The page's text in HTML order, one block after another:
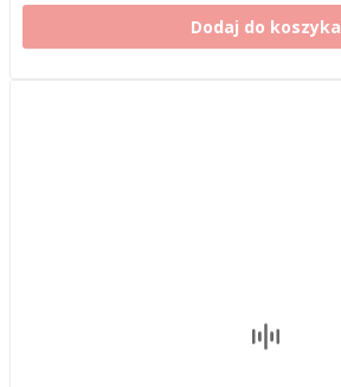
Dodaj do koszyka